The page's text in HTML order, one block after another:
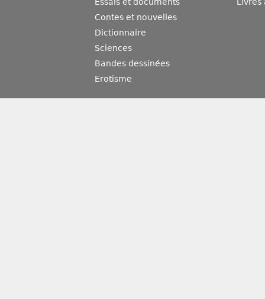
Essais et documents
Contes et nouvelles
Dictionnaire
Sciences
Bandes dessinées
Erotisme
Livres